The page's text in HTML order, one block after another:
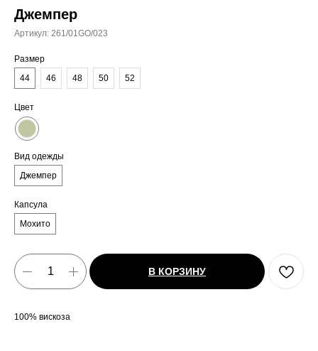
Джемпер
Артикул: 261/01GO/023
Размер
44
46 48 50 52
Цвет
Вид одежды
Джемпер
Капсула
Мохито
В КОРЗИНУ
100% вискоза